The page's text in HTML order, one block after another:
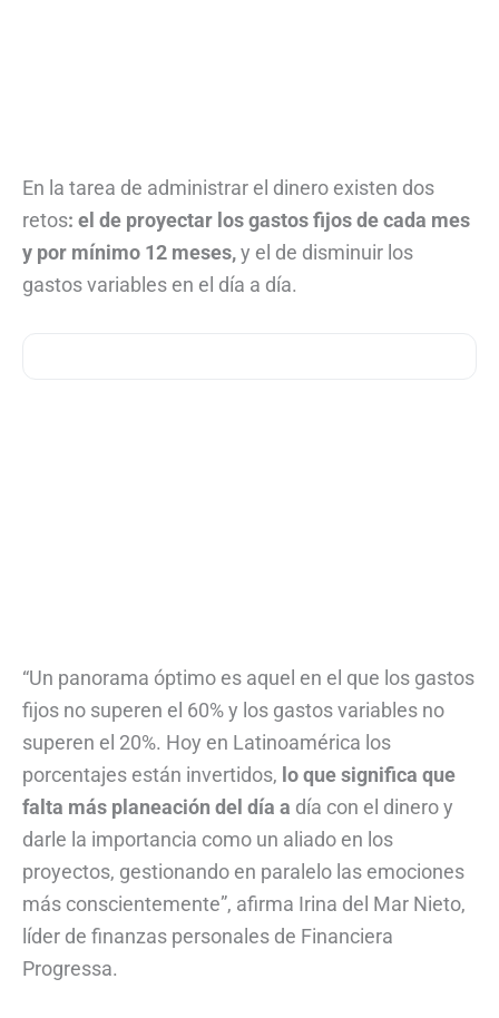
En la tarea de administrar el dinero existen dos
retos: el de proyectar los gastos fijos de cada mes
y por mínimo 12 meses,y el de disminuir los
gastos variables en el día a día.
“Un panorama óptimo es aquel en el que los gastos
fijos no superen el 60% y los gastos variables no
superen el 20%. Hoy en Latinoamérica los
porcentajes están invertidos, lo que significa que
falta más planeación del día a día con el dinero y
darle la importancia como un aliado en los
proyectos, gestionando en paralelo las emociones
más conscientemente”, afirma Irina del Mar Nieto,
líder de finanzas personales de Financiera
Progressa.